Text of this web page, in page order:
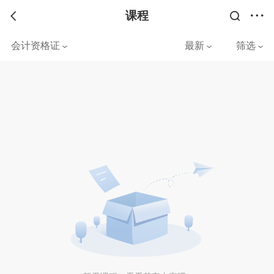
课程
会计资格证 最新 筛选